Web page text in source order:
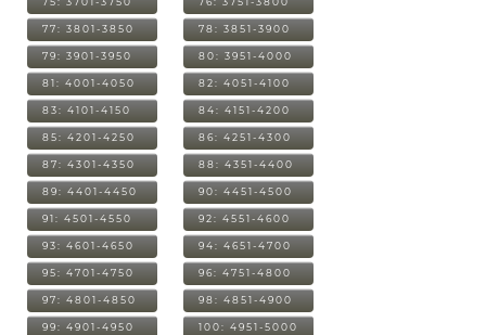
77: 3801-3850 78: 3851-3900
79: 3901-3950 80: 3951-4000
81: 4001-4050 82: 4051-4100
83: 4101-4150 84: 4151-4200
85: 4201-4250 86: 4251-4300
87: 4301-4350 88: 4351-4400
89: 4401-4450 90: 4451-4500
91: 4501-4550 92: 4551-4600
93: 4601-4650 94: 4651-4700
95: 4701-4750 96: 4751-4800
97: 4801-4850 98: 4851-4900
99: 4901-4950 100: 4951-5000